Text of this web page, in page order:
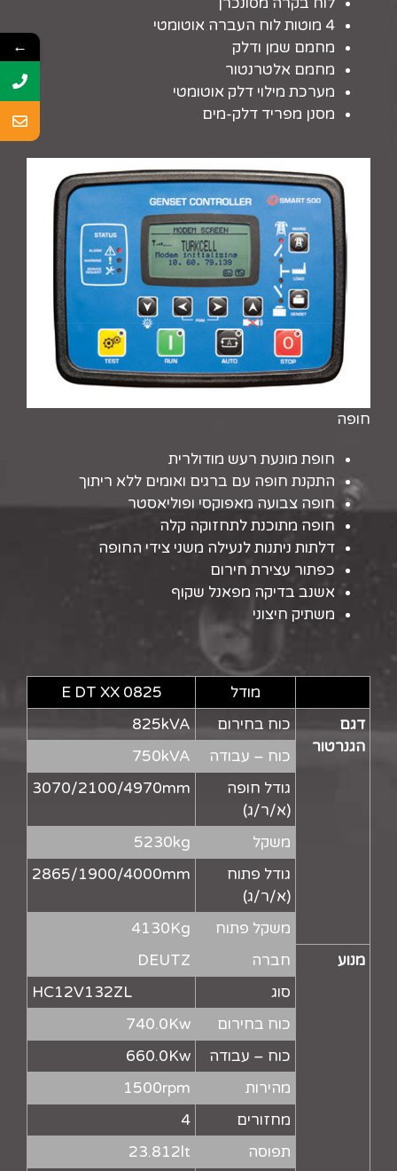
4 מוטות לוח העברה אוטומטי
מחמם שמן ודלק
מחמם אלטרנטור
מערכת מילוי דלק אוטומטי
מסנן מפריד דלק-מים
חופה
חופת מונעת רעש מודולרית
התקנת חופה עם ברגים ואומים ללא ריתוך
חופה צבועה מאפוקסי ופוליאסטר
חופה מתוכנת לתחזוקה קלה
דלתות ניתנות לנעילה משני צידי החופה
כפתור עצירת חירום
אשנב בדיקה מפאנל שקוף
משתיק חיצוני
מודל
E DT XX 0825
דגם
הגנרטור
כוח בחירום
825kVA
כוח – עבודה
750kVA
גודל חופה
(א/ר/ג)
3070/2100/4970mm
משקל
5230kg
גודל פתוח
(א/ר/ג)
2865/1900/4000mm
משקל פתוח
4130Kg
מנוע
חברה
DEUTZ
סוג
HC12V132ZL
כוח בחירום
740.0Kw
כוח – עבודה
660.0Kw
מהירות
1500rpm
מחזורים
4
תפוסה
23.812lt
←